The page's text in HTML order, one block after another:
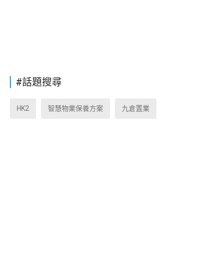
#話題搜尋
HK2 智慧物業保養方案 九倉置業